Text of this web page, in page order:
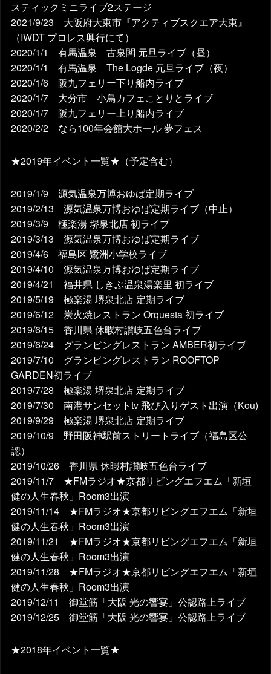
スティックミニライブ2ステージ
2021/9/23 大阪府大東市『アクティブスクエア大東』
（IWDT プロレス興行にて）
2020/1/1 有馬温泉 古泉閣 元旦ライブ（昼）
2020/1/1 有馬温泉 The Logde 元旦ライブ（夜）
2020/1/6 阪九フェリー下り船内ライブ
2020/1/7 大分市 小鳥カフェことりとライブ
2020/1/7 阪九フェリー上り船内ライブ
2020/2/2 なら100年会館大ホール 夢フェス
★2019年イベント一覧★（予定含む）
2019/1/9 源気温泉万博おゆば定期ライブ
2019/2/13 源気温泉万博おゆば定期ライブ（中止）
2019/3/9 極楽湯 堺泉北店 初ライブ
2019/3/13 源気温泉万博おゆば定期ライブ
2019/4/6 福島区 鷺洲小学校ライブ
2019/4/10 源気温泉万博おゆば定期ライブ
2019/4/21 福井県 しきぶ温泉湯楽里 初ライブ
2019/5/19 極楽湯 堺泉北店 定期ライブ
2019/6/12 炭火焼レストラン Orquesta 初ライブ
2019/6/15 香川県 休暇村讃岐五色台ライブ
2019/6/24 グランピングレストラン AMBER初ライブ
2019/7/10 グランピングレストラン ROOFTOP
GARDEN初ライブ
2019/7/28 極楽湯 堺泉北店 定期ライブ
2019/7/30 南港サンセットtv 飛び入りゲスト出演（Kou)
2019/9/29 極楽湯 堺泉北店 定期ライブ
2019/10/9 野田阪神駅前ストリートライブ（福島区公
認）
2019/10/26 香川県 休暇村讃岐五色台ライブ
2019/11/7 ★FMラジオ★京都リビングエフエム「新垣
健の人生春秋」Room3出演
2019/11/14 ★FMラジオ★京都リビングエフエム「新垣
健の人生春秋」Room3出演
2019/11/21 ★FMラジオ★京都リビングエフエム「新垣
健の人生春秋」Room3出演
2019/11/28 ★FMラジオ★京都リビングエフエム「新垣
健の人生春秋」Room3出演
2019/12/11 御堂筋「大阪 光の響宴」公認路上ライブ
2019/12/25 御堂筋「大阪 光の響宴」公認路上ライブ
★2018年イベント一覧★